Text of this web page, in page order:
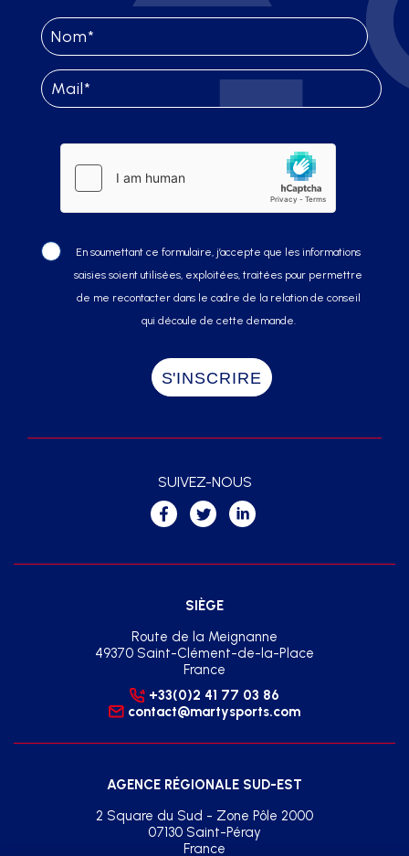
En soumettant ce formulaire, j’accepte que les informations
saisies soient utilisées, exploitées, traitées pour permettre
de me recontacter dans le cadre de la relation de conseil
qui découle de cette demande.
SIÈGE
Route de la Meignanne
49370 Saint-Clément-de-la-Place
France
+33(0)2 41 77 03 86
contact@martysports.com
AGENCE RÉGIONALE SUD-EST
2 Square du Sud - Zone Pôle 2000
07130 Saint-Péray
France
SUIVEZ-NOUS